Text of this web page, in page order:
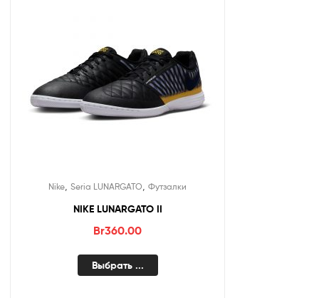
Nike Seria LUNARGATO Футзалки
NIKE LUNARGATO II
Br360.00
Выбрать ...